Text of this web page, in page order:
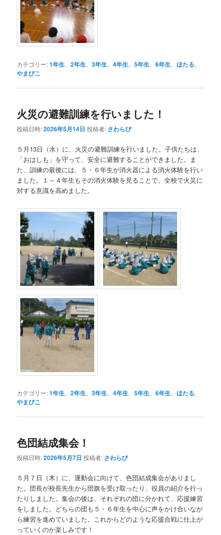
カテゴリー:1年生 、2年生 、3年生 、4年生 、5年生 、6年生 、ほたる
やまびこ
火災の避難訓練を行いました！
投稿日時:2026年5月14日 投稿者: さわらび
５月13日（水）に、火災の避難訓練を行いました。子供たちは、
「おはしも」を守って、安全に避難することができました。ま
た、訓練の最後には、５・６年生が消火器による消火体験を行い
ました。１～４年生もその消火体験を見ることで、全校で火災に
対する意識を高めました。
カテゴリー:1年生 、2年生 、3年生 、4年生 、5年生 、6年生 、ほたる
やまびこ
色団結成集会！
投稿日時:2026年5月7日 投稿者: さわらび
５月７日（木）に、運動会に向けて、色団結成集会がありまし
た。団長が校長先生から団旗を受け取ったり、役員の紹介を行っ
たりしました。集会の後は、それぞれの団に分かれて、応援練習
をしました。どちらの団も５・６年生を中心に声をかけ合いなが
ら練習を進めていました。これからどのような応援合戦に仕上が
っていくのか楽しみです！